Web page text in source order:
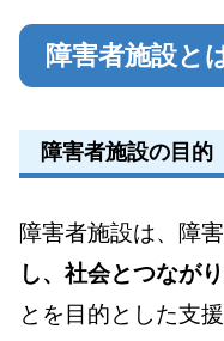
障害者施設と
障害者施設の目的
障害者施設は、障
し、社会とつなが
とを目的とした支援